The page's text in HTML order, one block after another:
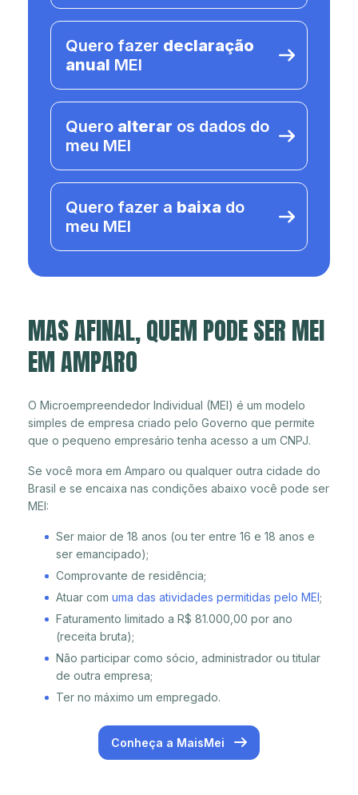
Quero fazer declaração
anual MEI
Quero alterar os dados do
meu MEI
Quero fazer a baixa do
meu MEI
MAS AFINAL, QUEM PODE SER MEI
EM AMPARO
O Microempreendedor Individual (MEI) é um modelo
simples de empresa criado pelo Governo que permite
que o pequeno empresário tenha acesso a um CNPJ.
Se você mora em Amparo ou qualquer outra cidade do
Brasil e se encaixa nas condições abaixo você pode ser
MEI:
Ser maior de 18 anos (ou ter entre 16 e 18 anos e
ser emancipado);
Comprovante de residência;
Atuar com uma das atividades permitidas pelo MEI;
Faturamento limitado a R$ 81.000,00 por ano
(receita bruta);
Não participar como sócio, administrador ou titular
de outra empresa;
Ter no máximo um empregado.
Conheça a MaisMei